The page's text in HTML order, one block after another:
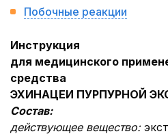
Побочные реакции
Инструкция
для медицинского
средства
ЭХИНАЦЕИ ПУРПУРНОЙ
Состав:
действующее вещество: